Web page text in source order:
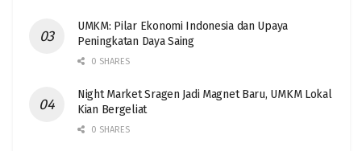
UMKM: Pilar Ekonomi Indonesia dan Upaya
Peningkatan Daya Saing
0 SHARES
Night Market Sragen Jadi Magnet Baru, UMKM Lokal
Kian Bergeliat
0 SHARES